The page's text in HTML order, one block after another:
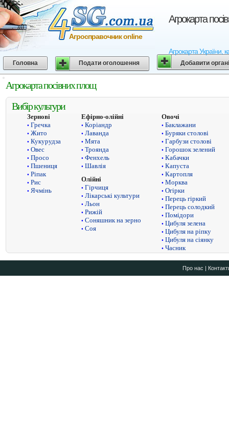
Агрокарта
Агрокарта України,
Агросправочник online
Головна Подати оголошення Добавити
Агрокарта посівних площ
Вибір культури
Зернові
• Гречка
• Жито
• Кукурудза
• Овес
• Просо
• Пшениця
• Ріпак
• Рис
• Ячмінь
Ефірно-олійні
• Коріандр
• Лаванда
• Мята
• Троянда
• Фенхель
• Шавлія
Олійні
• Гірчиця
• Лікарські культури
• Льон
• Рижій
• Соняшник на зерно
• Соя
Овочі
• Баклажани
• Буряки столові
• Гарбузи столові
• Горошок зелений
• Кабачки
• Капуста
• Картопля
• Морква
• Огірки
• Перець гіркий
• Перець солодкий
• Помідори
• Цибуля зелена
• Цибуля на ріпку
• Цибуля на сіянку
• Часник
Про нас |